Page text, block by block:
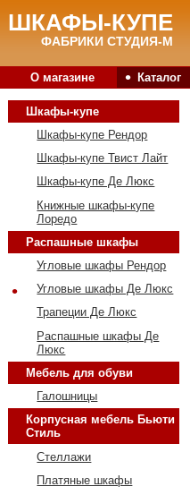
ШКАФЫ-КУПЕ
ФАБРИКИ СТУДИЯ-М
О магазине • Каталог
Шкафы-купе
Шкафы-купе Рендор
Шкафы-купе Твист Лайт
Шкафы-купе Де Люкс
Книжные шкафы-купе
Лоредо
Распашные шкафы
Угловые шкафы Рендор
Угловые шкафы Де Люкс
•
Трапеции Де Люкс
Распашные шкафы Де
Люкс
Мебель для обуви
Галошницы
Корпусная мебель Бьюти
Стиль
Стеллажи
Платяные шкафы